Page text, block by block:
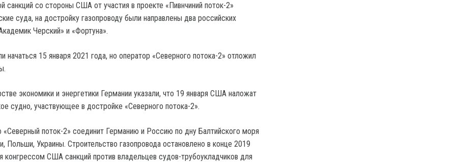
санкций со стороны США от участия в проекте «Пивнчиний поток-2»
суда, на достройку газопроводу были направлены два российских
Черский» и «Фортуна».
15 января 2021 года, но оператор «Северного потока-2» отложил
экономики и энергетики Германии указали, что 19 января США наложат
судно, участвующее в достройке «Северного потока-2».
«Северный поток-2» соединит Германию и Россию по дну Балтийского моря
Польши, Украины. Строительство газопровода остановлено в конце 2019
конгрессом США санкций против владельцев судов-трубоукладчиков для